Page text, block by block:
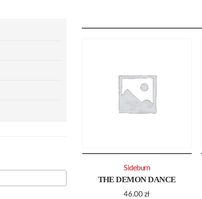
THE DEMON DANCE
46.00 zł
Sideburn